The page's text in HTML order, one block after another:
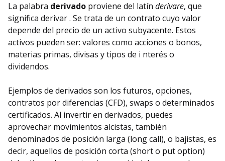
La palabra derivado proviene del latín derivare, que
significa derivar . Se trata de un contrato cuyo valor
depende del precio de un activo subyacente. Estos
activos pueden ser: valores como acciones o bonos,
materias primas, divisas y tipos de i nterés o
dividendos.
Ejemplos de derivados son los futuros, opciones,
contratos por diferencias (CFD), swaps o determinados
certificados. Al invertir en derivados, puedes
aprovechar movimientos alcistas, también
denominados de posición larga (long call), o bajistas, es
decir, aquellos de posición corta (short o put option)